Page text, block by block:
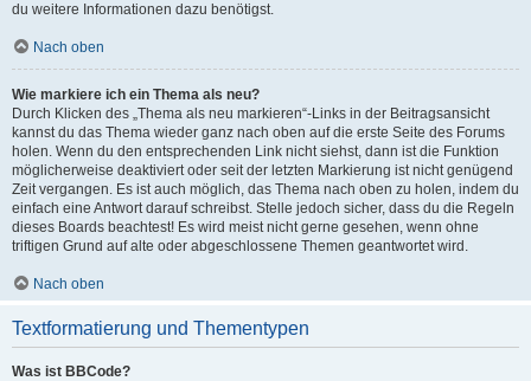
du weitere Informationen dazu benötigst.
Nach oben
Wie markiere ich ein Thema als neu?
Durch Klicken des „Thema als neu markieren“-Links in der Beitragsansicht
kannst du das Thema wieder ganz nach oben auf die erste Seite des Forums
holen. Wenn du den entsprechenden Link nicht siehst, dann ist die Funktion
möglicherweise deaktiviert oder seit der letzten Markierung ist nicht genügend
Zeit vergangen. Es ist auch möglich, das Thema nach oben zu holen, indem du
einfach eine Antwort darauf schreibst. Stelle jedoch sicher, dass du die Regeln
dieses Boards beachtest! Es wird meist nicht gerne gesehen, wenn ohne
triftigen Grund auf alte oder abgeschlossene Themen geantwortet wird.
Nach oben
Textformatierung und Thementypen
Was ist BBCode?